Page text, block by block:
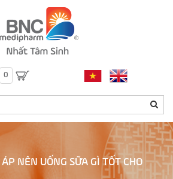
0
NÊN UỐNG SỮA GÌ TỐT CHO